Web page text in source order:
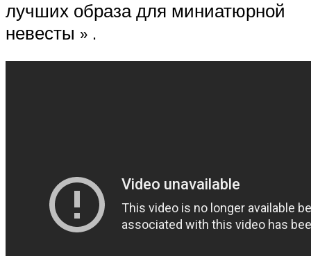
лучших образа для миниатюрной
невесты » .